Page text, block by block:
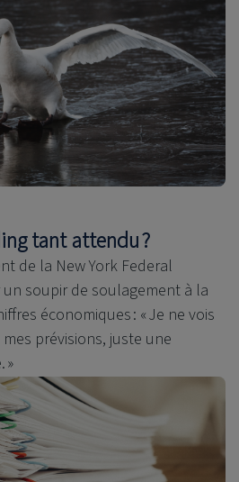
tant attendu ?
de la New York Federal
soupir de soulagement à la
économiques : « Je ne vois
prévisions, juste une
»